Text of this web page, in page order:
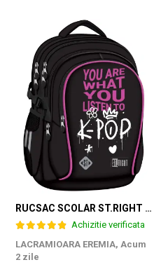
RUCSAC SCOLAR ST.RIGHT 4 COMPARTIMENTE BP-01 K-POP RHYTHM 698002
Achizitie verificata
LACRAMIOARA EREMIA, Acum
2 zile